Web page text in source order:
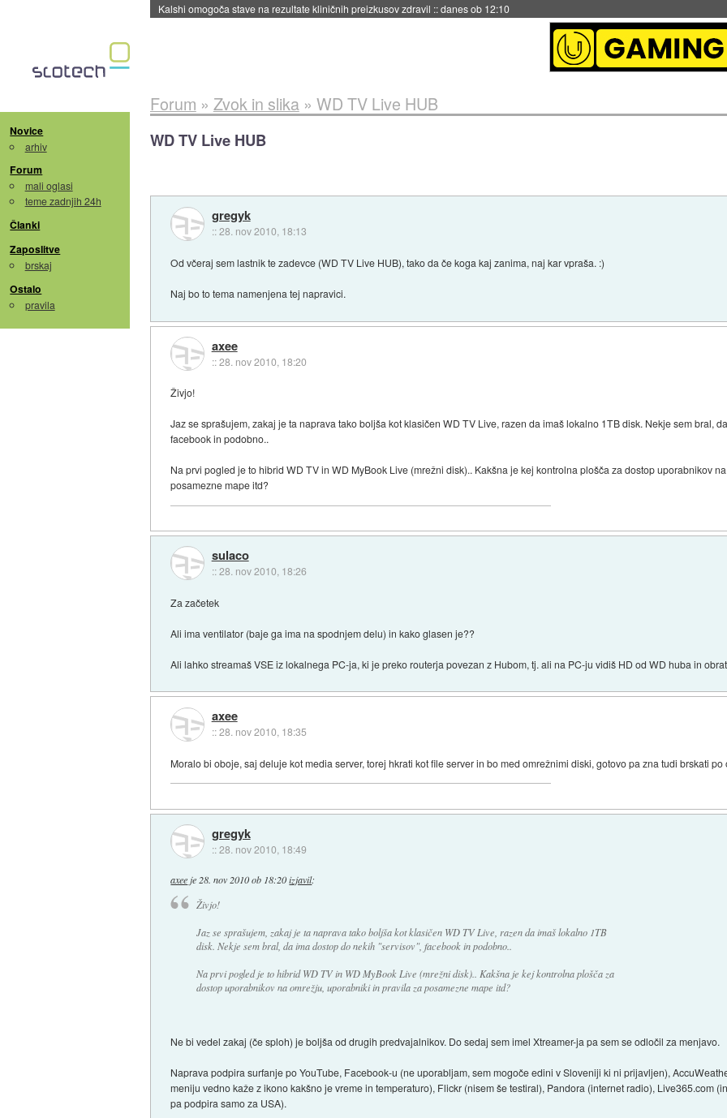
Sandisk že prodal več kot polovico SSD-jev za naslednji dve leti::danes ob 11:37
Novice
arhiv
Forum
mali oglasi
teme zadnjih 24h
Članki
Zaposlitve
brskaj
Ostalo
pravila
Forum » Zvok in slika» WD TV Live HUB
WD TV Live HUB
gregyk
::28. nov 2010, 18:13
Od včeraj sem lastnik te zadevce (WD TV Live HUB), tako da če koga kaj zanima, naj kar vpraša. :)
Naj bo to tema namenjena tej napravici.
axee
::28. nov 2010, 18:20
Živjo!
Jaz se sprašujem, zakaj je ta naprava tako boljša kot klasičen WD TV Live, razen da imaš lokalno 1TB disk. Nekje sem bral,
facebook in podobno..
Na prvi pogled je to hibrid WD TV in WD MyBook Live (mrežni disk).. Kakšna je kej kontrolna plošča za dostop uporabnikov
posamezne mape itd?
sulaco
::28. nov 2010, 18:26
Za začetek
Ali ima ventilator (baje ga ima na spodnjem delu) in kako glasen je??
Ali lahko streamaš VSE iz lokalnega PC-ja, ki je preko routerja povezan z Hubom, tj. ali na PC-ju vidiš HD od WD huba in
axee
::28. nov 2010, 18:35
Moralo bi oboje, saj deluje kot media server, torej hkrati kot file server in bo med omrežnimi diski, gotovo pa zna tudi brskati
gregyk
::28. nov 2010, 18:49
axeeje28. nov 2010 ob 18:20 izjavil:
Živjo!
Jaz se sprašujem, zakaj je ta naprava tako boljša kot klasičen WD TV Live, razen da imaš lokalno 1TB
disk. Nekje sem bral, da ima dostop do nekih "servisov", facebook in podobno..
Na prvi pogled je to hibrid WD TV in WD MyBook Live (mrežni disk).. Kakšna je kej kontrolna plošča za
dostop uporabnikov na omrežju, uporabniki in pravila za posamezne mape itd?
Ne bi vedel zakaj (če sploh) je boljša od drugih predvajalnikov. Do sedaj sem imel Xtreamer-ja pa sem se odločil za menjavo.
Naprava podpira surfanje po YouTube, Facebook-u (ne uporabljam, sem mogoče edini v Sloveniji ki ni prijavljen),
meniju vedno kaže z ikono kakšno je vreme in temperaturo), Flickr (nisem še testiral), Pandora (internet radio), Live365.com
pa podpira samo za USA).